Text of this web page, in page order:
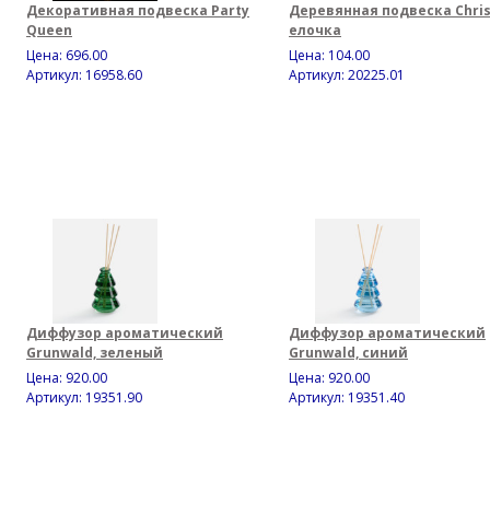
Декоративная подвеска Party
Queen
Цена: 696.00
Артикул: 16958.60
Деревянная подвеска
елочка
Цена: 104.00
Артикул: 20225.01
Диффузор ароматический
Grunwald, зеленый
Цена: 920.00
Артикул: 19351.90
Диффузор ароматический
Grunwald, синий
Цена: 920.00
Артикул: 19351.40